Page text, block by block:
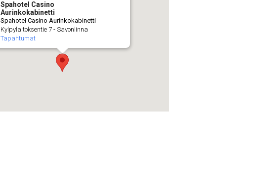
Spahotel Casino
Aurinkokabinetti
Spahotel Casino Aurinkokabinetti
Kylpylaitoksentie 7 - Savonlinna
Tapahtumat